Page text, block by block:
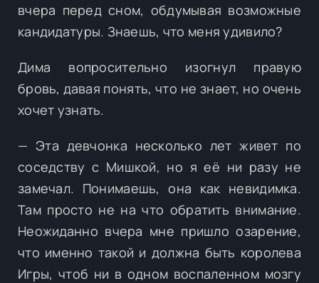
вчера перед сном, обдумывая возможные
кандидатуры. Знаешь, что меня удивило?
Дима вопросительно изогнул правую
бровь, давая понять, что не знает, но очень
хочет узнать.
— Эта девчонка несколько лет живет по
соседству с Мишкой, но я её ни разу не
замечал. Понимаешь, она как невидимка.
Там просто не на что обратить внимание.
Неожиданно вчера мне пришло озарение,
что именно такой и должна быть королева
Игры, чтоб ни в одном воспаленном мозгу